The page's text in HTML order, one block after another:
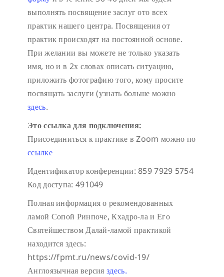
выполнять посвящение заслуг ото всех
практик нашего центра. Посвящения от
практик происходят на постоянной основе.
При желании вы можете не только указать
имя, но и в 2х словах описать ситуацию,
приложить фотографию того, кому просите
посвящать заслуги (узнать больше можно
здесь.
Это ссылка для подключения:
Присоединиться к практике в Zoom можно по
ссылке
Идентификатор конференции: 859 7929 5754
Код доступа: 491049
Полная информация о рекомендованных
ламой Сопой Ринпоче, Кхадро-ла и Его
Святейшеством Далай-ламой практикой
находится здесь:
https://fpmt.ru/news/covid-19/
Англоязычная версияздесь.